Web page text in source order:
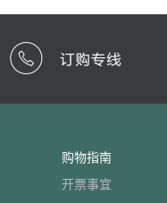
购物指南
开票事宜